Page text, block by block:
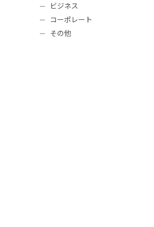
ビジネス
コーポレート
その他